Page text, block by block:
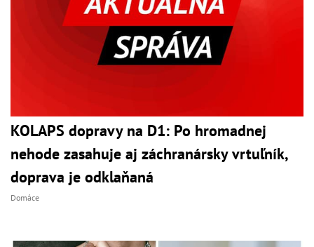
KOLAPS dopravy na D1: Po hromadnej
nehode zasahuje aj záchranársky vrtuľník,
doprava je odklaňaná
Domáce